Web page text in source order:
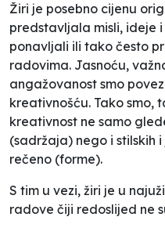
Žiri je posebno cijenu
predstavljala misli, ideje
ponavljali ili tako često
radovima. Jasnoću,
angažovanost smo
kreativnošću. Tako smo,
kreativnost ne samo
(sadržaja) nego i stilskih
rečeno (forme).
S tim u vezi, žiri je u
radove čiji redoslijed ne